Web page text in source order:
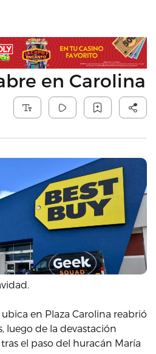
en Carolina
en Plaza Carolina reabrió
luego de la devastación
el paso del huracán María